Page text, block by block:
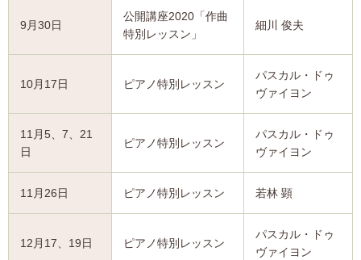
9月30日
公開講座2020「作曲
特別レッスン」
細川 俊夫
10月17日 ピアノ特別レッスン
パスカル・ドゥ
ヴァイヨン
11月5、7、21
日
ピアノ特別レッスン
パスカル・ドゥ
ヴァイヨン
11月26日 ピアノ特別レッスン 若林 顕
12月17、19日 ピアノ特別レッスン
パスカル・ドゥ
ヴァイヨン